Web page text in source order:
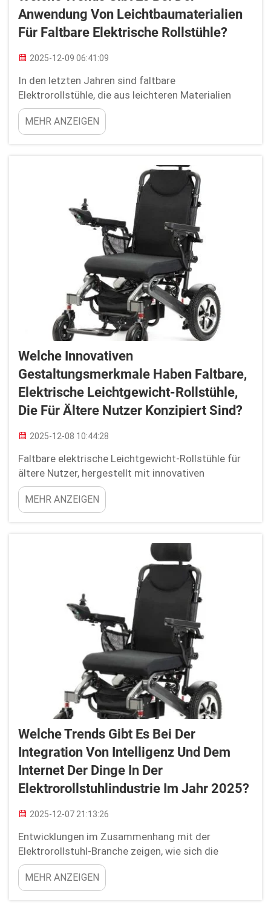
Anwendung Von Leichtbaumaterialien
Für Faltbare Elektrische Rollstühle?
2025-12-09 06:41:09
In den letzten Jahren sind faltbare
Elektrorollstühle, die aus leichteren Materialien
hergestellt sind, beliebt geworden, da sie leicht
zusammen- und auseinandergefaltet werden
können. Die Nachfrage nach diesen besten
MEHR ANZEIGEN
Welche Innovativen
Gestaltungsmerkmale Haben Faltbare,
Elektrische Leichtgewicht-Rollstühle,
Die Für Ältere Nutzer Konzipiert Sind?
2025-12-08 10:44:28
Faltbare elektrische Leichtgewicht-Rollstühle für
ältere Nutzer, hergestellt mit innovativen
Funktionen, die den besonderen Bedürfnissen von
Senioren gerecht werden. Diese Rollstühle sind
sorgfältig und präzise gestaltet, um die Mobilität,
MEHR ANZEIGEN
Welche Trends Gibt Es Bei Der
Integration Von Intelligenz Und Dem
Internet Der Dinge In Der
Elektrorollstuhlindustrie Im Jahr 2025?
2025-12-07 21:13:26
Entwicklungen im Zusammenhang mit der
Elektrorollstuhl-Branche zeigen, wie sich die
Technologie auf das Design und den Betrieb dieser
Geräte auswirkt. Von der Suche nach hochwertigen
faltbaren elektrischen Mobilitätsrollern zum
MEHR ANZEIGEN